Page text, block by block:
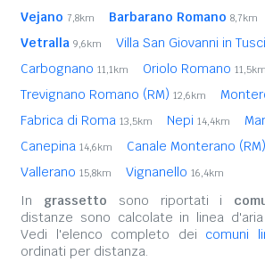
Vejano 7,8km Barbarano Romano 8,7km
Vetralla 9,6km Villa San Giovanni in
Carbognano 11,1km Oriolo Romano 11,5km
Trevignano Romano (RM) 12,6km
Fabrica di Roma 13,5km Nepi 14,4km
Canepina 14,6km Canale Monterano (RM)
Vallerano 15,8km Vignanello 16,4km
In grassetto sono riportati i
distanze sono calcolate in linea
Vedi l'elenco completo dei comuni
ordinati per distanza.